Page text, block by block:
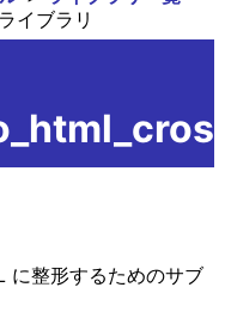
イブラリ
に整形するためのサブ